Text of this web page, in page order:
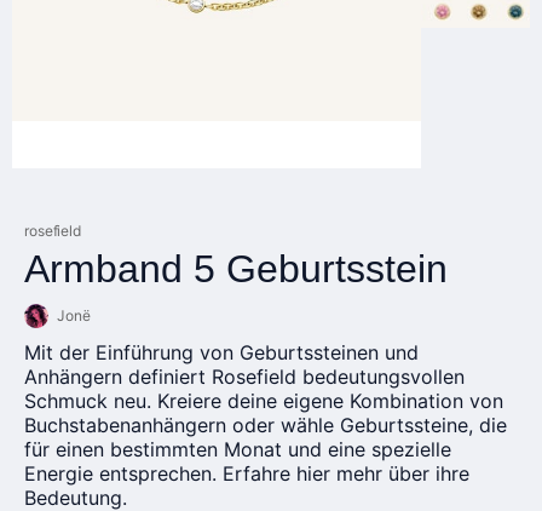
rosefield
Armband 5 Geburtsstein
Jonë
Mit der Einführung von Geburtssteinen und
Anhängern definiert Rosefield bedeutungsvollen
Schmuck neu. Kreiere deine eigene Kombination von
Buchstabenanhängern oder wähle Geburtssteine, die
für einen bestimmten Monat und eine spezielle
Energie entsprechen. Erfahre hier mehr über ihre
Bedeutung.